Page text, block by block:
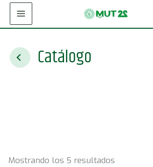
Catálogo
Mostrando los 5 resultados